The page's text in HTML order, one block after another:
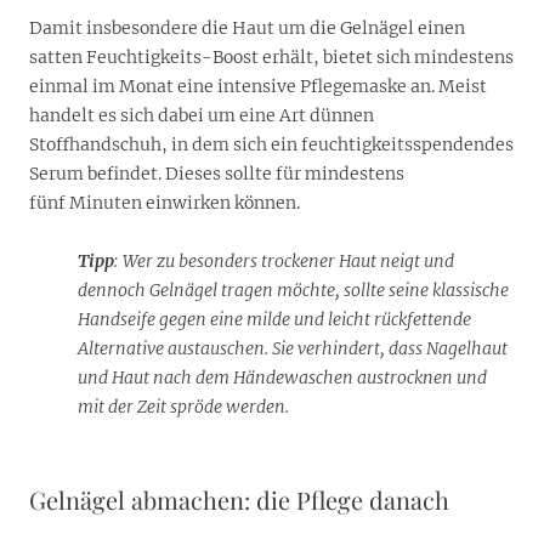
Damit insbesondere die Haut um die Gelnägel einen
satten Feuchtigkeits-Boost erhält, bietet sich mindestens
einmal im Monat eine intensive Pflegemaske an. Meist
handelt es sich dabei um eine Art dünnen
Stoffhandschuh, in dem sich ein feuchtigkeitsspendendes
Serum befindet. Dieses sollte für mindestens
fünf Minuten einwirken können.
Tipp: Wer zu besonders trockener Haut neigt und
dennoch Gelnägel tragen möchte, sollte seine klassische
Handseife gegen eine milde und leicht rückfettende
Alternative austauschen. Sie verhindert, dass Nagelhaut
und Haut nach dem Händewaschen austrocknen und
mit der Zeit spröde werden.
Gelnägel abmachen: die Pflege danach